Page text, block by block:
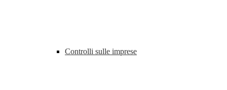
Controlli sulle imprese